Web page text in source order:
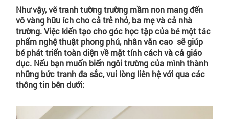
Như vậy, vẽ tranh tường trường mầm non mang đến
vô vàng hữu ích cho cả trẻ nhỏ, ba mẹ và cả nhà
trường. Việc kiến tạo cho góc học tập của bé một tác
phẩm nghệ thuật phong phú, nhân văn cao sẽ giúp
bé phát triển toàn diện về mặt tính cách và cả giáo
dục. Nếu bạn muốn biến ngôi trường của mình thành
những bức tranh đa sắc, vui lòng liên hệ với qua các
thông tin bên dưới: